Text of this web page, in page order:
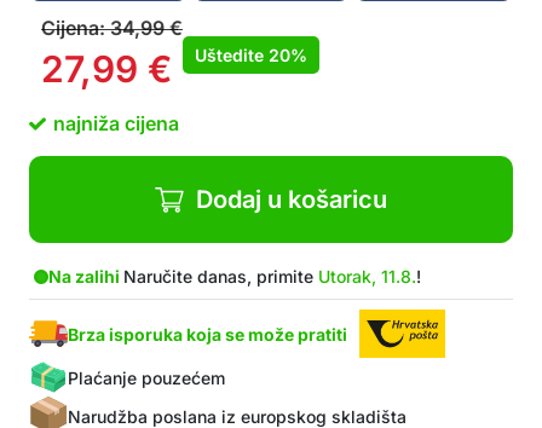
Pogodno za unutarnju i vanjsku upotrebu
Lako za pohranu nakon blagdanskog razdoblja
jer ne zauzima puno prostora
svjetlo, 1x daljinski upravljač
Cijena:34,99€
27,99 € Uštedite 20%
najniža cijena
Dodaj u košaricu
Na zalihi Naručite danas, primite Utorak, 11.8.!
Brza isporuka koja se može pratiti
Plaćanje pouzećem
Narudžba poslana iz europskog skladišta